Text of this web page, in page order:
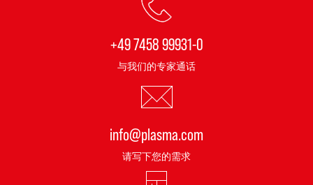
+49 7458 99931-0
与我们的专家通话
info@plasma.com
请写下您的需求